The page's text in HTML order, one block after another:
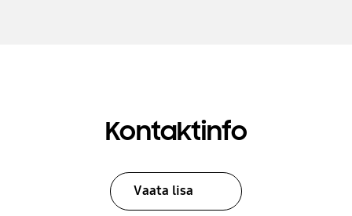
Kontaktinfo
Vaata lisa